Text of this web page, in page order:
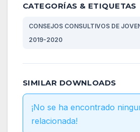
CATEGORÍAS & ETIQUETAS
CONSEJOS CONSULTIVOS DE
2019-2020
SIMILAR DOWNLOADS
¡No se ha encontrado
relacionada!